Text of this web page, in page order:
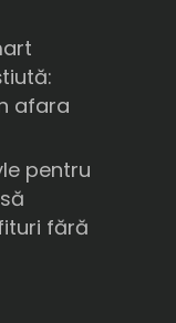
afara
pentru
fără